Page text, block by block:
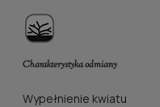
Charakterystyka odmiany
Wypełnienie kwiatu